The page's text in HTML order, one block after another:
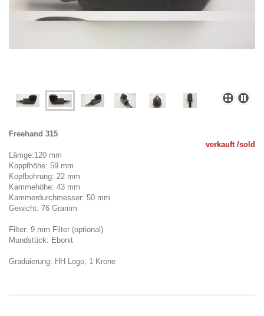
Freehand 315
verkauft /sold
Lämge:120 mm
Koppfhöhe: 59 mm
Kopfbohrung: 22 mm
Kammehöhe: 43 mm
Kammerdurchmesser: 50 mm
Gewicht: 76 Gramm
Filter: 9 mm Filter (optional)
Mundstück: Ebonit
Graduierung: HH Logo, 1 Krone